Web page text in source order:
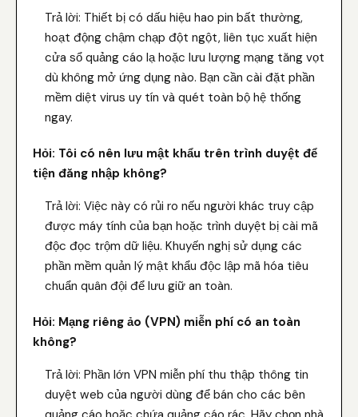
Trả lời: Thiết bị có dấu hiệu hao pin bất thường,
hoạt động chậm chạp đột ngột, liên tục xuất hiện
cửa sổ quảng cáo lạ hoặc lưu lượng mạng tăng vọt
dù không mở ứng dụng nào. Bạn cần cài đặt phần
mềm diệt virus uy tín và quét toàn bộ hệ thống
ngay.
Hỏi: Tôi có nên lưu mật khẩu trên trình duyệt để
tiện đăng nhập không?
Trả lời: Việc này có rủi ro nếu người khác truy cập
được máy tính của bạn hoặc trình duyệt bị cài mã
độc đọc trộm dữ liệu. Khuyến nghị sử dụng các
phần mềm quản lý mật khẩu độc lập mã hóa tiêu
chuẩn quân đội để lưu giữ an toàn.
Hỏi: Mạng riêng ảo (VPN) miễn phí có an toàn
không?
Trả lời: Phần lớn VPN miễn phí thu thập thông tin
duyệt web của người dùng để bán cho các bên